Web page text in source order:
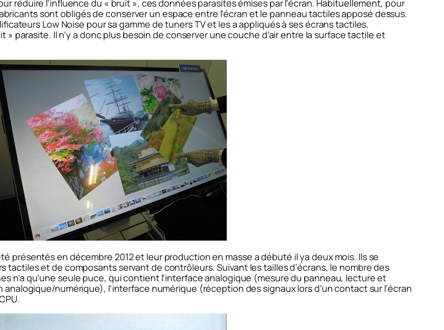
réduire l’influence du « bruit », ces données parasites émises par l’écran. Habituellement, pour
sont obligés de conserver un espace entre l’écran et le panneau tactiles apposé dessus.
Low Noise pour sa gamme de tuners TV et les a appliqués à ses écrans tactiles,
parasite. Il n’y a donc plus besoin de conserver une couche d’air entre la surface tactile et
présentés en décembre 2012 et leur production en masse a débuté il ya deux mois. Ils se
et de composants servant de contrôleurs. Suivant les tailles d’écrans, le nombre des
n’a qu’une seule puce, qui contient l’interface analogique (mesure du panneau, lecture et
numérique), l’interface numérique (réception des signaux lors d’un contact sur l’écran